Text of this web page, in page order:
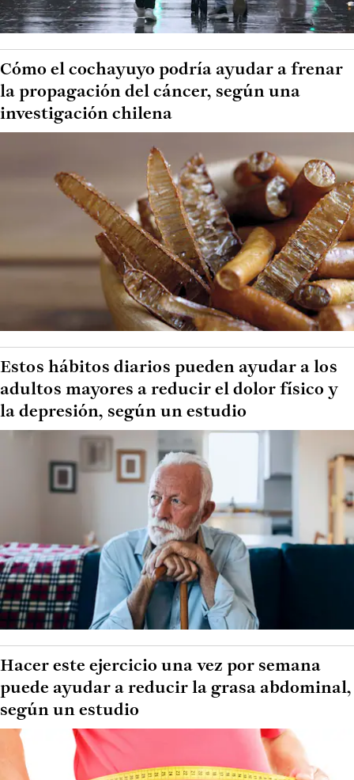
Cómo el cochayuyo podría ayudar a frenar
la propagación del cáncer, según una
investigación chilena
Estos hábitos diarios pueden ayudar a los
adultos mayores a reducir el dolor físico y
la depresión, según un estudio
Hacer este ejercicio una vez por semana
puede ayudar a reducir la grasa abdominal,
según un estudio